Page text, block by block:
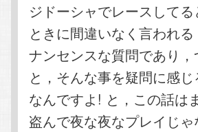
ジドーシャでレースして
ときに間違いなく言われ
ナンセンスな質問であり
と，そんな事を疑問に感
なんですよ! と，この話は
盗んで夜な夜なプレイじ